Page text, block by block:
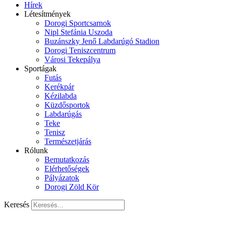
Hírek
Létesítmények
Dorogi Sportcsarnok
Nipl Stefánia Uszoda
Buzánszky Jenő Labdarúgó Stadion
Dorogi Teniszcentrum
Városi Tekepálya
Sportágak
Futás
Kerékpár
Kézilabda
Küzdősportok
Labdarúgás
Teke
Tenisz
Természetjárás
Rólunk
Bemutatkozás
Elérhetőségek
Pályázatok
Dorogi Zöld Kör
Keresés